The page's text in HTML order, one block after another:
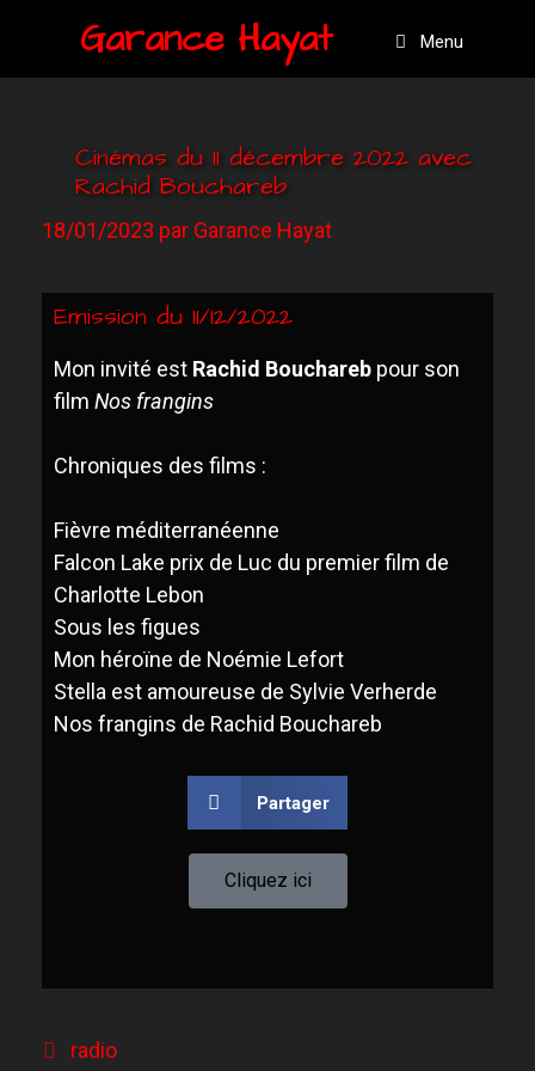
Garance Hayat Menu
Cinémas du 11 décembre 2022 avec
Rachid Bouchareb
18/01/2023 par Garance Hayat
Emission du 11/12/2022
Mon invité est Rachid Bouchareb pour son
film Nos frangins
Chroniques des films :
Fièvre méditerranéenne
Falcon Lake prix de Luc du premier film de
Charlotte Lebon
Sous les figues
Mon héroïne de Noémie Lefort
Stella est amoureuse de Sylvie Verherde
Nos frangins de Rachid Bouchareb
Partager
Cliquez ici
radio